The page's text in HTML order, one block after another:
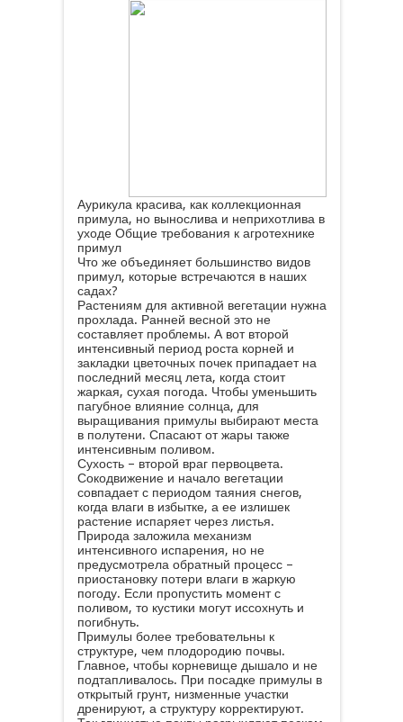
Аурикула красива, как коллекционная
примула, но вынослива и неприхотлива в
уходе Общие требования к агротехнике
примул
Что же объединяет большинство видов
примул, которые встречаются в наших
садах?
Растениям для активной вегетации нужна
прохлада. Ранней весной это не
составляет проблемы. А вот второй
интенсивный период роста корней и
закладки цветочных почек припадает на
последний месяц лета, когда стоит
жаркая, сухая погода. Чтобы уменьшить
пагубное влияние солнца, для
выращивания примулы выбирают места
в полутени. Спасают от жары также
интенсивным поливом.
Сухость – второй враг первоцвета.
Сокодвижение и начало вегетации
совпадает с периодом таяния снегов,
когда влаги в избытке, а ее излишек
растение испаряет через листья.
Природа заложила механизм
интенсивного испарения, но не
предусмотрела обратный процесс –
приостановку потери влаги в жаркую
погоду. Если пропустить момент с
поливом, то кустики могут иссохнуть и
погибнуть.
Примулы более требовательны к
структуре, чем плодородию почвы.
Главное, чтобы корневище дышало и не
подтапливалось. При посадке примулы в
открытый грунт, низменные участки
дренируют, а структуру корректируют.